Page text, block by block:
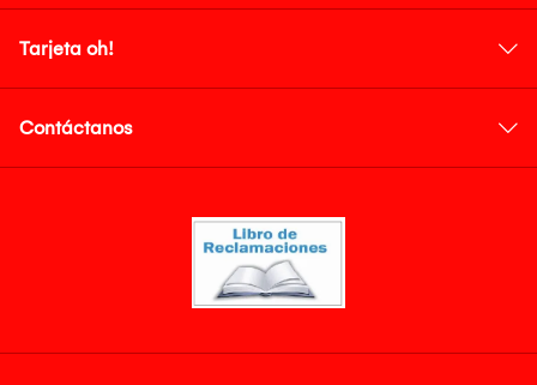
Tarjeta oh!
Contáctanos